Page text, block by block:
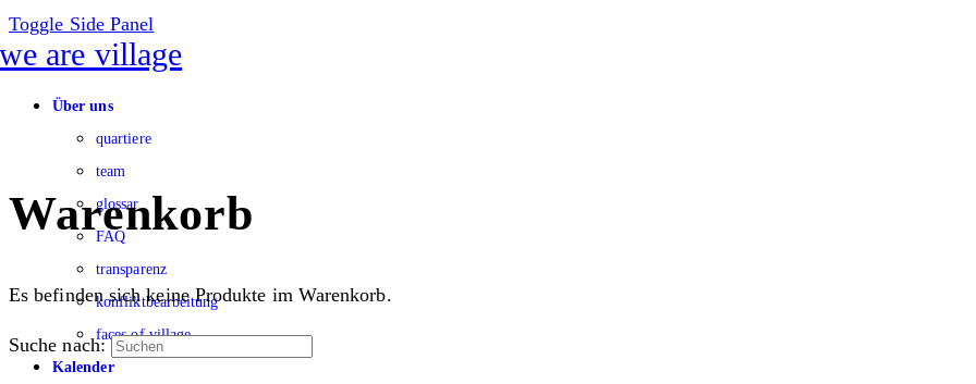
Toggle Side Panel
Über uns
quartiere
team
glossar
FAQ
transparenz
konfliktbearbeitung
faces of village
Kalender
Warenkorb
Es befinden sich keine Produkte im Warenkorb.
Suche nach: